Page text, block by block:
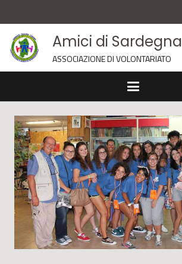
Amici di Sardegna
ASSOCIAZIONE DI VOLONTARIATO